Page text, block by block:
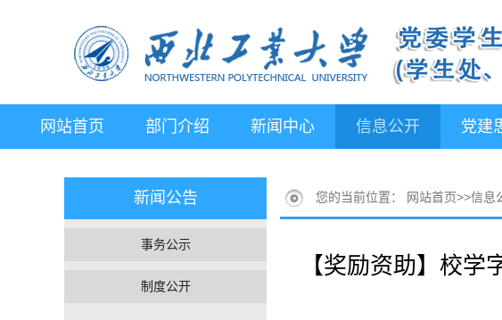
网站首页 部门介绍 新闻中心 信息公开 党建
新闻公告
事务公示
制度公开
您的当前位置： 网站首页>>信息
【奖励资助】校学